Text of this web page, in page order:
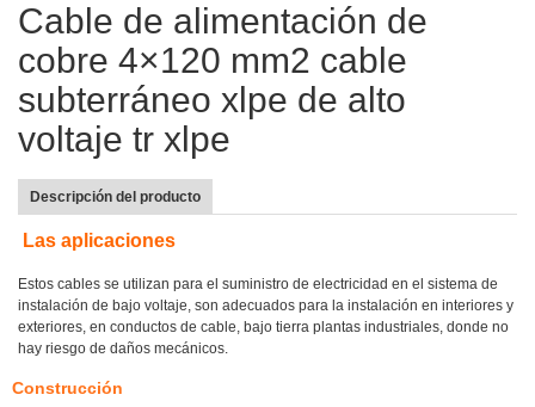
Cable de alimentación de
cobre 4×120 mm2 cable
subterráneo xlpe de alto
voltaje tr xlpe
Descripción del producto
Las aplicaciones
Estos cables se utilizan para el suministro de electricidad en el sistema de
instalación de bajo voltaje, son adecuados para la instalación en interiores y
exteriores, en conductos de cable, bajo tierra plantas industriales, donde no
hay riesgo de daños mecánicos.
Construcción